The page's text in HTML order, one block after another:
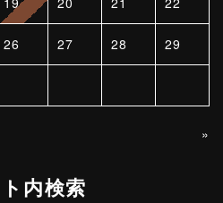
26 27 28 29
»
内検索